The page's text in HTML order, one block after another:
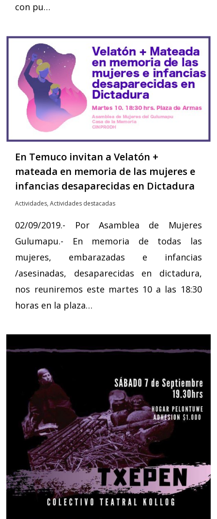
con pu…
En Temuco invitan a Velatón +
mateada en memoria de las mujeres e
infancias desaparecidas en Dictadura
Actividades,Actividades destacadas
02/09/2019.- Por Asamblea de Mujeres
Gulumapu.- En memoria de todas las
mujeres, embarazadas e infancias
/asesinadas, desaparecidas en dictadura,
nos reuniremos este martes 10 a las 18:30
horas en la plaza…